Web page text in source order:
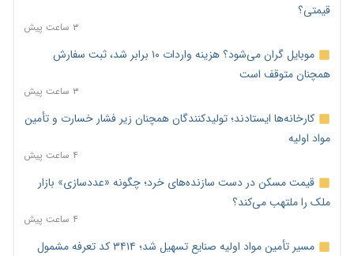
قیمتی؟
۳ ساعت پیش
موبایل گران می‌شود؟ هزینه واردات ۱۰ برابر شد، ثبت سفارش
همچنان متوقف است
۳ ساعت پیش
کارخانه‌ها ایستادند؛ تولیدکنندگان همچنان زیر فشار خسارت و تأمین
مواد اولیه
۴ ساعت پیش
قیمت مسکن در دست سازنده‌های خرد؛ چگونه «عددسازی» بازار
ملک را ملتهب می‌کند؟
۴ ساعت پیش
مسیر تأمین مواد اولیه صنایع تسهیل شد؛ ۳۴۱۴ کد تعرفه مشمول